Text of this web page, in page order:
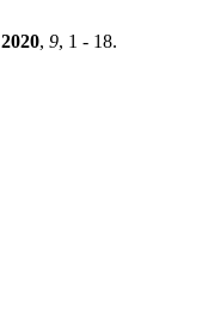
2020, 9, 1 - 18.